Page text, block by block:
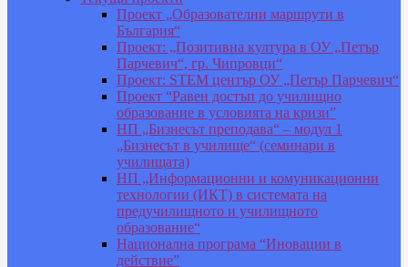
Проект „Образователни маршрути в
България“
Проект: „Позитивна култура в ОУ „Петър
Парчевич“, гр. Чипровци“
Проект: STEM център ОУ „Петър Парчевич“
Проект “Равен достъп до училищно
образование в условията на кризи”
НП „Бизнесът преподава“ – модул 1
„Бизнесът в училище“ (семинари в
училищата)
НП „Информационни и комуникационни
технологии (ИКТ) в системата на
предучилищното и училищното
образование“
Национална програма “Иновации в
действие”